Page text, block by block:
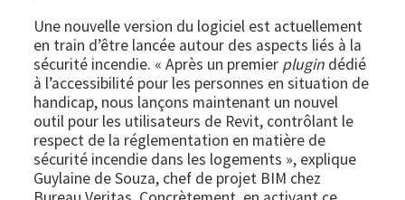
Une nouvelle version du logiciel est actuellement
en train d’être lancée autour des aspects liés à la
sécurité incendie. « Après un premier plugin dédié
à l’accessibilité pour les personnes en situation de
handicap, nous lançons maintenant un nouvel
outil pour les utilisateurs de Revit, contrôlant le
respect de la réglementation en matière de
sécurité incendie dans les logements », explique
Guylaine de Souza, chef de projet BIM chez